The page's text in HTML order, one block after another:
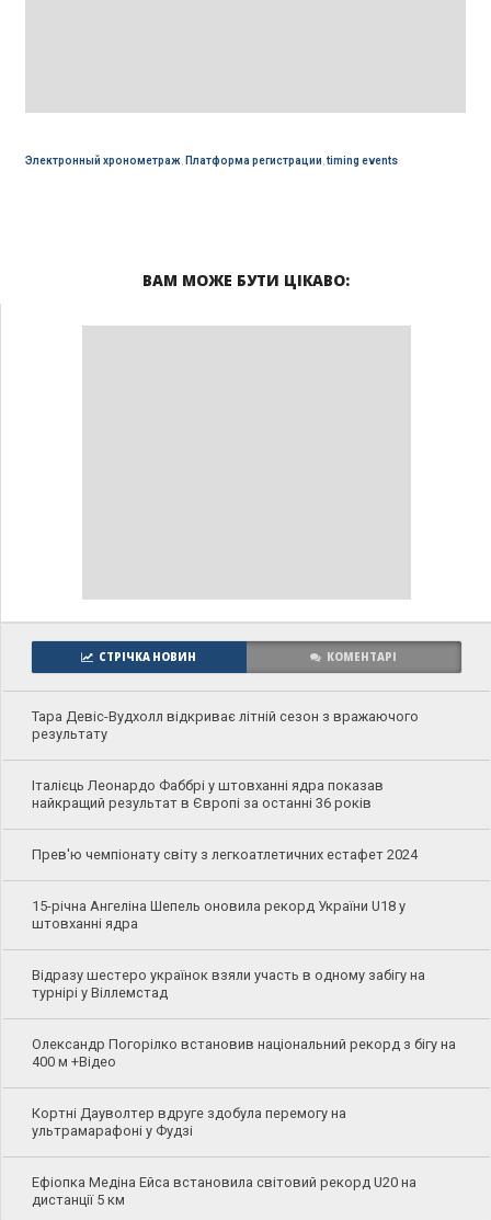
Электронный хронометраж, Платформа регистрации timing events
ВАМ МОЖЕ БУТИ ЦІКАВО:
СТРІЧКА НОВИН КОМЕНТАРІ
Тара Девіс-Вудхолл відкриває літній сезон з вражаючого
результату
Італієць Леонардо Фаббрі у штовханні ядра показав
найкращий результат в Європі за останні 36 років
Прев'ю чемпіонату світу з легкоатлетичних естафет 2024
15-річна Ангеліна Шепель оновила рекорд України U18 у
штовханні ядра
Відразу шестеро українок взяли участь в одному забігу на
турнірі у Віллемстад
Олександр Погорілко встановив національний рекорд з бігу на
400 м +Відео
Кортні Дауволтер вдруге здобула перемогу на
ультрамарафоні у Фудзі
Ефіопка Медіна Ейса встановила світовий рекорд U20 на
дистанції 5 км